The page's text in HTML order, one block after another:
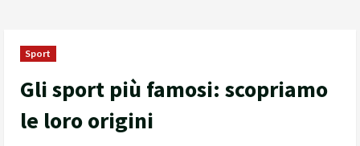
Sport
Gli sport più famosi: scopriamo
le loro origini